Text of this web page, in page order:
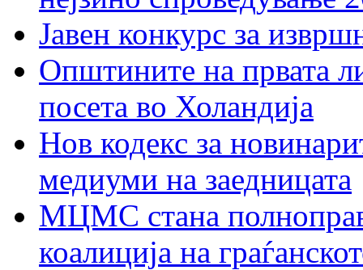
Јавен конкурс за
Општините на првата
посета во Холандија
Нов кодекс за
медиуми на заедницата
МЦМС стана
коалиција на